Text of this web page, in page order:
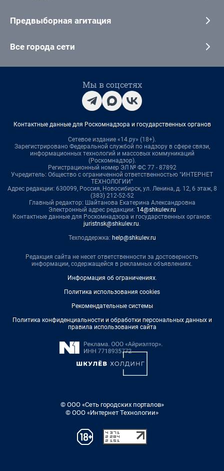
Предвыборная агитация
Все города сети
Мы в соцсетях
Контактные данные для Роскомнадзора и государственных органов
Сетевое издание «14.ру» (18+).
Зарегистрировано Федеральной службой по надзору в сфере связи,
информационных технологий и массовых коммуникаций
(Роскомнадзор).
Регистрационный номер ЭЛ № ФС 77 - 87892
Учредитель: Общество с ограниченной ответственностью "ИНТЕРНЕТ
ТЕХНОЛОГИИ"
Адрес редакции: 630099, Россия, Новосибирск, ул. Ленина, д. 12, 6 этаж, 8
(383) 212-52-52
Главный редактор: Шайтанова Екатерина Александровна
Электронный адрес редакции: 14@shkulev.ru
Контактные данные для Роскомнадзора и государственных органов:
juristnsk@shkulev.ru.
Техподдержка: help@shkulev.ru
Редакция сайта не несет ответственности за достоверность
информации, содержащейся в рекламных объявлениях.
Информация об ограничениях.
Политика использования cookies
Рекомендательные системы
Политика конфиденциальности и обработки персональных данных и
правила использования сайта
© ООО «Сеть городских порталов»
© ООО «Интернет Технологии»